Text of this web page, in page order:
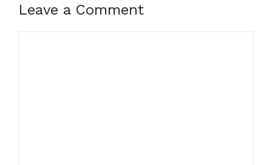
Leave a Comment